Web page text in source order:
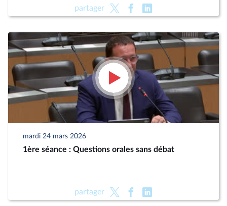
partager
mardi 24 mars 2026
1ère séance : Questions orales sans débat
partager